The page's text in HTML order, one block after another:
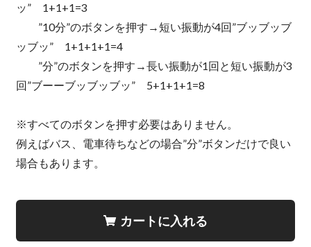
ッ” 1+1+1=3
”10分”のボタンを押す→短い振動が4回”ブッブッブ
ッブッ” 1+1+1+1=4
”分”のボタンを押す→長い振動が1回と短い振動が3
回”ブーーブッブッブッ” 5+1+1+1=8
※すべてのボタンを押す必要はありません。
例えばバス、電車待ちなどの場合”分”ボタンだけで良い
場合もあります。
カートに入れる